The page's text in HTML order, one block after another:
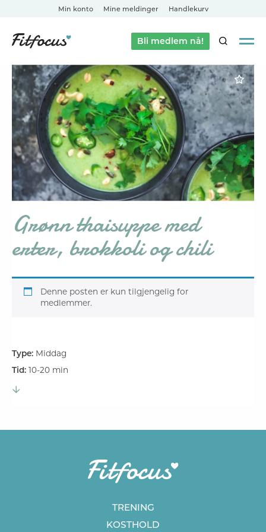
Min konto Mine meldinger Handlekurv
Bli medlem nå!SØK
Grønn thaisuppe med
erter, brokkoli og chili
Denne posten er kun tilgjengelig for
medlemmer.
Type: Middag
Tid: 10-20 min
TRENING
KOSTHOLD